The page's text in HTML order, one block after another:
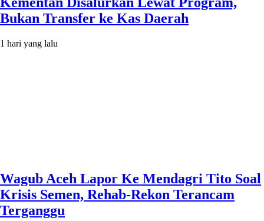
Bukan Transfer ke Kas Daerah
1 hari yang lalu
Wagub Aceh Lapor Ke Mendagri Tito Soal
Krisis Semen, Rehab-Rekon Terancam
Terganggu